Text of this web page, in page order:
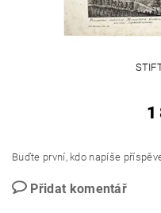
1
Buďte první, kdo napíše
Přidat komentář